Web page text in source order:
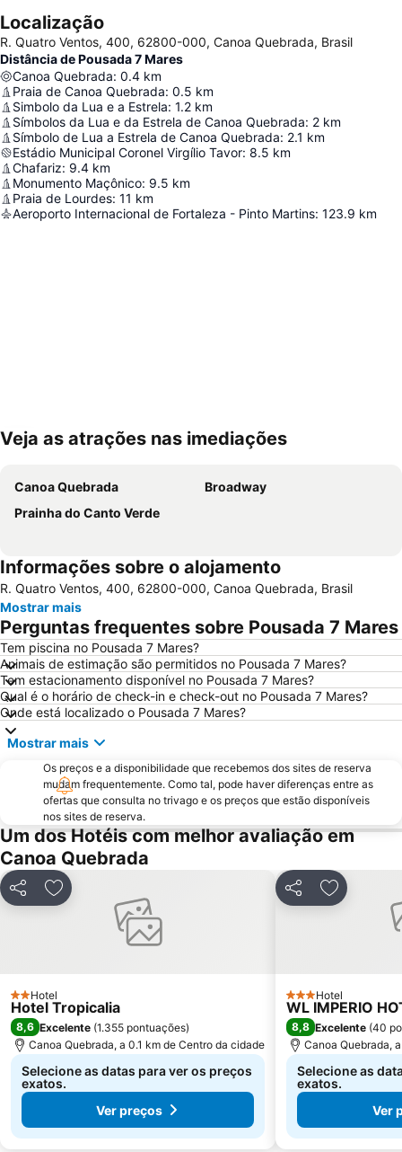
Localização
R. Quatro Ventos, 400, 62800-000, Canoa Quebrada, Brasil
Distância de Pousada 7 Mares
Canoa Quebrada: 0.4 km
Praia de Canoa Quebrada: 0.5 km
Simbolo da Lua e a Estrela: 1.2 km
Símbolos da Lua e da Estrela de Canoa Quebrada: 2 km
Símbolo de Lua a Estrela de Canoa Quebrada: 2.1 km
Estádio Municipal Coronel Virgílio Tavor: 8.5 km
Chafariz: 9.4 km
Monumento Maçônico: 9.5 km
Praia de Lourdes: 11 km
Aeroporto Internacional de Fortaleza - Pinto Martins: 123.9 km
Ampliar mapa
Veja as atrações nas imediações
Canoa Quebrada
Broadway
Prainha do Canto Verde
Informações sobre o alojamento
R. Quatro Ventos, 400, 62800-000, Canoa Quebrada, Brasil
Mostrar mais
Perguntas frequentes sobre Pousada 7 Mares
Tem piscina no Pousada 7 Mares?
Animais de estimação são permitidos no Pousada 7 Mares?
Tem estacionamento disponível no Pousada 7 Mares?
Qual é o horário de check-in e check-out no Pousada 7 Mares?
Onde está localizado o Pousada 7 Mares?
Mostrar mais
Os preços e a disponibilidade que recebemos dos sites de reserva
mudam frequentemente. Como tal, pode haver diferenças entre as
ofertas que consulta no trivago e os preços que estão disponíveis
nos sites de reserva.
Um dos Hotéis com melhor avaliação em
Canoa Quebrada
PartilharAdicionar aos favoritos
2 Estrelas
Hotel
Hotel Tropicalia
8,6 Excelente (1.355 pontuações)
Canoa Quebrada, a 0.1 km de Centro da cidade
Selecione as datas para ver os preços
exatos.
Ver preços
PartilharAdicionar
3 Estrelas
Hotel
WL IMPERIO
8,8 Excelente (40
Canoa Quebrada,
Selecione as
exatos.
Ver